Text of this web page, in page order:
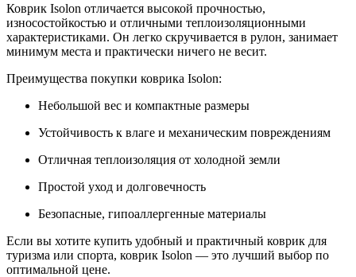
Коврик Isolon отличается высокой прочностью,
износостойкостью и отличными теплоизоляционными
характеристиками. Он легко скручивается в рулон, занимает
минимум места и практически ничего не весит.
Преимущества покупки коврика Isolon:
Небольшой вес и компактные размеры
Устойчивость к влаге и механическим повреждениям
Отличная теплоизоляция от холодной земли
Простой уход и долговечность
Безопасные, гипоаллергенные материалы
Если вы хотите купить удобный и практичный коврик для
туризма или спорта, коврик Isolon — это лучший выбор по
оптимальной цене.